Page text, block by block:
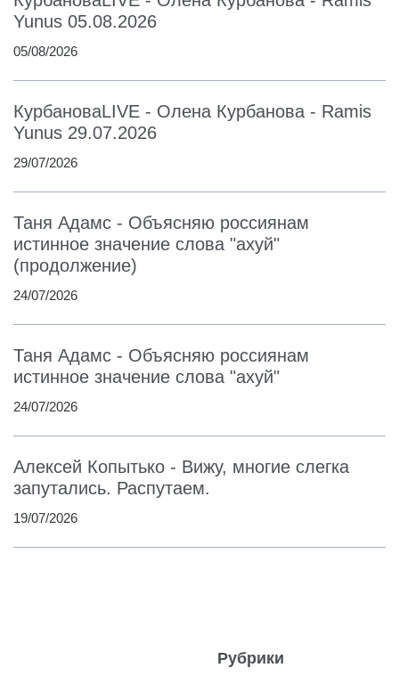
Yunus 05.08.2026
05/08/2026
КурбановаLIVE - Олена Курбанова - Ramis
Yunus 29.07.2026
29/07/2026
Таня Адамс - Объясняю россиянам
истинное значение слова "ахуй"
(продолжение)
24/07/2026
Таня Адамс - Объясняю россиянам
истинное значение слова "ахуй"
24/07/2026
Алексей Копытько - Вижу, многие слегка
запутались. Распутаем.
19/07/2026
Рубрики